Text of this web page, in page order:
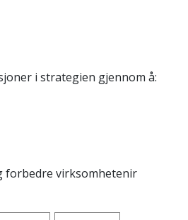
i strategien gjennom å:
forbedre virksomhetenir